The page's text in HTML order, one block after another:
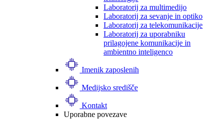
Laboratorij za multimedijo
Laboratorij za sevanje in optiko
Laboratorij za telekomunikacije
Laboratorij za uporabniku
prilagojene komunikacije in
ambientno inteligenco
Imenik zaposlenih
Medijsko središče
Kontakt
Uporabne povezave